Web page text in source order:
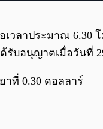
วลาประมาณ
รับอนุญาตเมื่อวันที่
าที่ 0.30 ดอลลาร์